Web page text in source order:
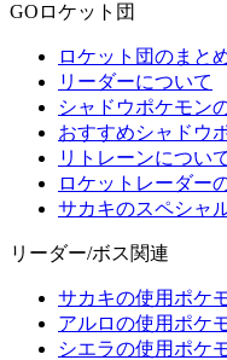
GOロケット団
ロケット団のまと
リーダーについて
シャドウポケモン
おすすめシャドウ
リトレーンについ
ロケットレーダー
サカキのスペシャ
リーダー/ボス関連
サカキの使用ポケ
アルロの使用ポケ
シエラの使用ポケ